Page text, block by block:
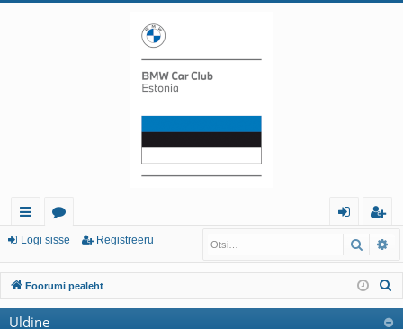
iirl
in
gi
d
o
or
u
i
eg
ist
re
Logi sisse Registreeru Otsi
Foorumi pealeht
Üldine